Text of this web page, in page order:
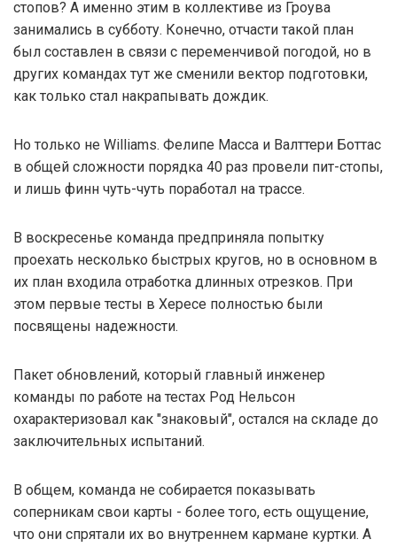
стопов? А именно этим в коллективе из Гроува
занимались в субботу. Конечно, отчасти такой план
был составлен в связи с переменчивой погодой, но в
других командах тут же сменили вектор подготовки,
как только стал накрапывать дождик.
Но только не Williams. Фелипе Масса и Валттери Боттас
в общей сложности порядка 40 раз провели пит-стопы,
и лишь финн чуть-чуть поработал на трассе.
В воскресенье команда предприняла попытку
проехать несколько быстрых кругов, но в основном в
их план входила отработка длинных отрезков. При
этом первые тесты в Хересе полностью были
посвящены надежности.
Пакет обновлений, который главный инженер
команды по работе на тестах Род Нельсон
охарактеризовал как "знаковый", остался на складе до
заключительных испытаний.
В общем, команда не собирается показывать
соперникам свои карты - более того, есть ощущение,
что они спрятали их во внутреннем кармане куртки. А